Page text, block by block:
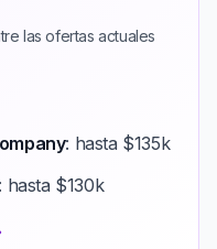
las ofertas actuales
: hasta $135k
: hasta $130k